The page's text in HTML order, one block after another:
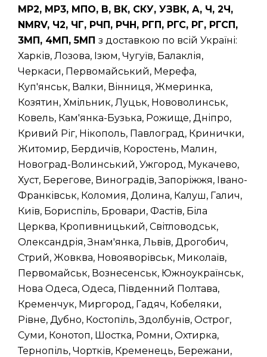
МР2, МР3, МПО, В, ВК, СКУ, УЗВК, А, Ч, 2Ч,
NMRV, Ч2, ЧГ, РЧП, РЧН, РГП, РГС, РГ, РГСП,
3МП, 4МП, 5МП з доставкою по всій Україні:
Харків, Лозова, Ізюм, Чугуїв, Балаклія,
Черкаси, Первомайський, Мерефа,
Куп'янськ, Валки, Вінниця, Жмеринка,
Козятин, Хмільник, Луцьк, Нововолинськ,
Ковель, Кам'янка-Бузька, Рожище, Дніпро,
Кривий Ріг, Нікополь, Павлоград, Кринички,
Житомир, Бердичів, Коростень, Малин,
Новоград-Волинський, Ужгород, Мукачево,
Хуст, Берегове, Виноградів, Запоріжжя, Івано-
Франківськ, Коломия, Долина, Калуш, Галич,
Київ, Бориспіль, Бровари, Фастів, Біла
Церква, Кропивницький, Світловодськ,
Олександрія, Знам'янка, Львів, Дрогобич,
Стрий, Жовква, Новояворівськ, Миколаїв,
Первомайськ, Вознесенськ, Южноукраїнськ,
Нова Одеса, Одеса, Південний Полтава,
Кременчук, Миргород, Гадяч, Кобеляки,
Рівне, Дубно, Костопіль, Здолбунів, Острог,
Суми, Конотоп, Шостка, Ромни, Охтирка,
Тернопіль, Чортків, Кременець, Бережани,